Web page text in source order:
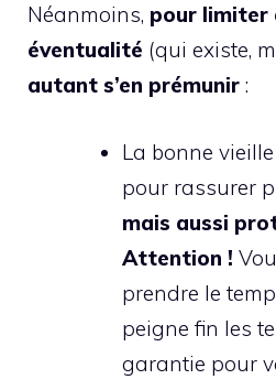
Néanmoins, pour limiter
éventualité (qui existe,
autant s’en prémunir :
La bonne
pour rassurer
mais aussi
Attention !
prendre le
peigne fin les
garantie pour